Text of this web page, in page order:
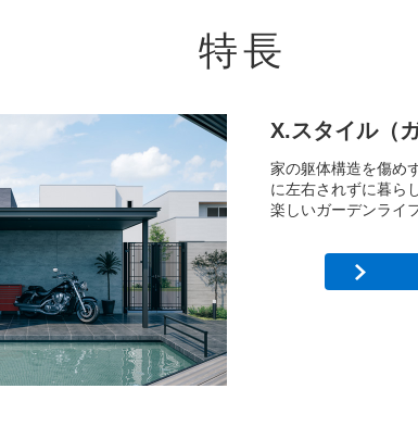
特長
X.スタイル（
家の躯体構造を傷め
に左右されずに暮ら
楽しいガーデンライ